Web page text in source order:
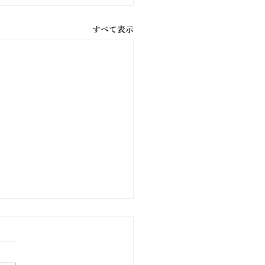
すべて表示